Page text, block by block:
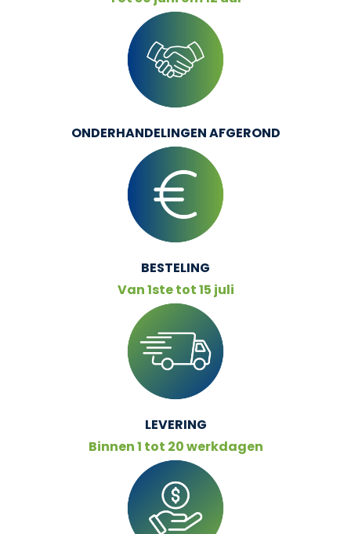
ONDERHANDELINGENAFGEROND
BESTELING
Van 1ste tot 15 juli
LEVERING
Binnen 1 tot 20 werkdagen